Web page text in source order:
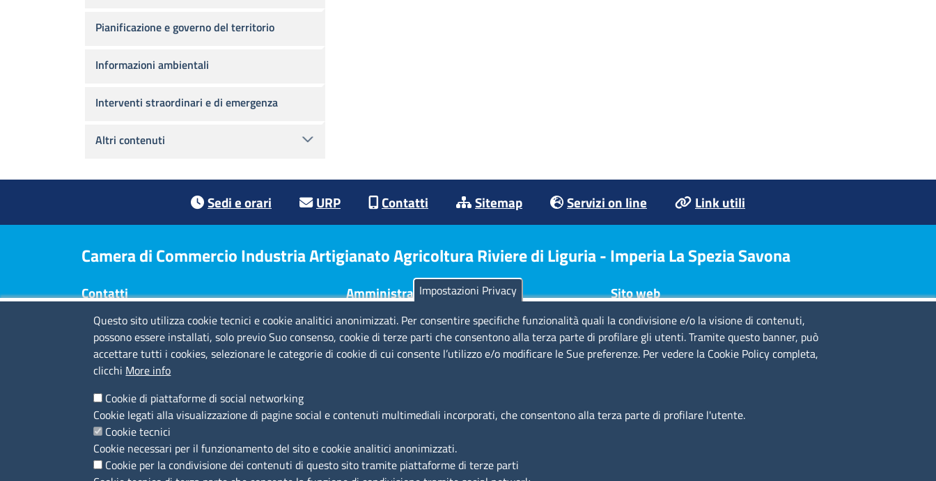
Pianificazione e governo del territorio
Informazioni ambientali
Interventi straordinari e di emergenza
Altri contenuti
Sedi e orari URP Contatti Sitemap Servizi on line Link utili
Camera di Commercio Industria Artigianato Agricoltura Riviere di Liguria - Imperia La Spezia Savona
Contatti
Sede Legale: Via Quarda Superiore 16 - 17100
Savona
Via Tommaso Schiva 29 - 18100 Imperia
Piazza Europa 16 - 19124 La Spezia
Codice fiscale e Partita IVA : 01704760097
Codice di fatturazione elettronica: TQBHGX
PEC:cciaa.rivlig@legalmail.it
Numeri di centralino: Savona 019 83141 -
Imperia 0183 7931 - La Spezia 0187 7281
Amministrazione Trasparente
Consulta tutte le sezioni
Bilanci
Bandi di concorso
Sito web
Note legali
Privacy policy
Dichiarazione di accessibilità
Accesso riservato
Aziende speciali
Impostazioni Privacy
Questo sito utilizza cookie tecnici e cookie analitici anonimizzati. Per consentire specifiche funzionalità quali la condivisione e/o la visione di contenuti,
possono essere installati, solo previo Suo consenso, cookie di terze parti che consentono alla terza parte di profilare gli utenti. Tramite questo banner, può
accettare tutti i cookies, selezionare le categorie di cookie di cui consente l’utilizzo e/o modificare le Sue preferenze. Per vedere la Cookie Policy completa,
clicchi More info
Cookie di piattaforme di social networking
Cookie legati alla visualizzazione di pagine social e contenuti multimediali incorporati, che consentono alla terza parte di profilare l'utente.
Cookie tecnici
Cookie necessari per il funzionamento del sito e cookie analitici anonimizzati.
Cookie per la condivisione dei contenuti di questo sito tramite piattaforme di terze parti